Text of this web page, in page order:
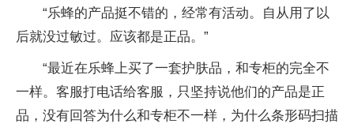
“乐蜂的产品挺不错的，经常有活动。自从用了以
后就没过敏过。应该都是正品。”
“最近在乐蜂上买了一套护肤品，和专柜的完全不
一样。客服打电话给客服，只坚持说他们的产品是正
品，没有回答为什么和专柜不一样，为什么条形码扫描